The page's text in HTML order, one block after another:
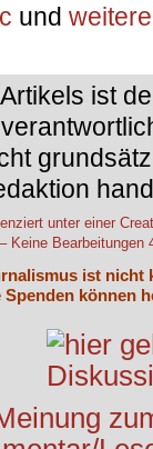
und
ist
unter einer
Keine Bearbeitungen
ist nicht
Spenden können